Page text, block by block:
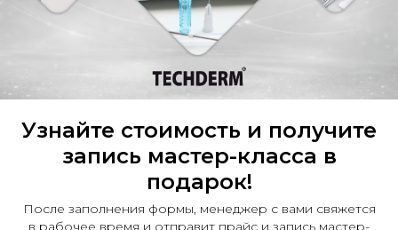
Узнайте стоимость и получите
запись мастер-класса в
подарок!
После заполнения формы, менеджер с вами свяжется
в рабочее время и отправит прайс и запись мастер-